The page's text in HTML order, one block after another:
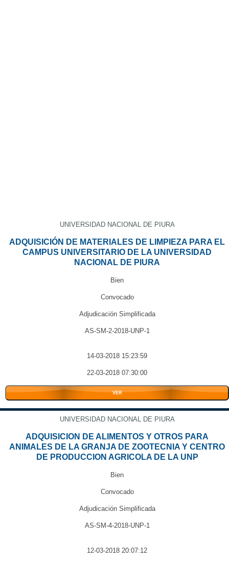
UNIVERSIDAD NACIONAL DE PIURA
ADQUISICIÓN DE MATERIALES DE LIMPIEZA PARA EL
CAMPUS UNIVERSITARIO DE LA UNIVERSIDAD
NACIONAL DE PIURA
Bien
Convocado
Adjudicación Simplificada
AS-SM-2-2018-UNP-1
14-03-2018 15:23:59
22-03-2018 07:30:00
VER
UNIVERSIDAD NACIONAL DE PIURA
ADQUISICION DE ALIMENTOS Y OTROS PARA
ANIMALES DE LA GRANJA DE ZOOTECNIA Y CENTRO
DE PRODUCCION AGRICOLA DE LA UNP
Bien
Convocado
Adjudicación Simplificada
AS-SM-4-2018-UNP-1
12-03-2018 20:07:12